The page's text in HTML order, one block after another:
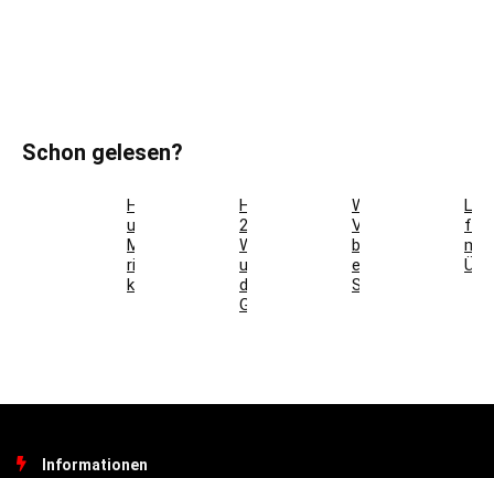
Schon gelesen?
Holzfarben
und
Möbel
richtig
kombinieren
Hausmeisterservice
2.0:
Werkzeugkoffer
und
digitales
Gebäudemanagement
Welche
Vorteile
bietet
ein
Schlüsseltresor?
für
Informationen